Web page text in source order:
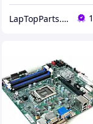
LapTopParts. Запчасти к ноутбукам и ПК б/у